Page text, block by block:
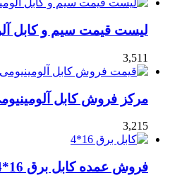
لیست قیمت سیم و کابل
3,511
مرکز فروش کابل آلومینیومی 50*4 قیمت
3,215
فروش عمده کابل برق 16*4